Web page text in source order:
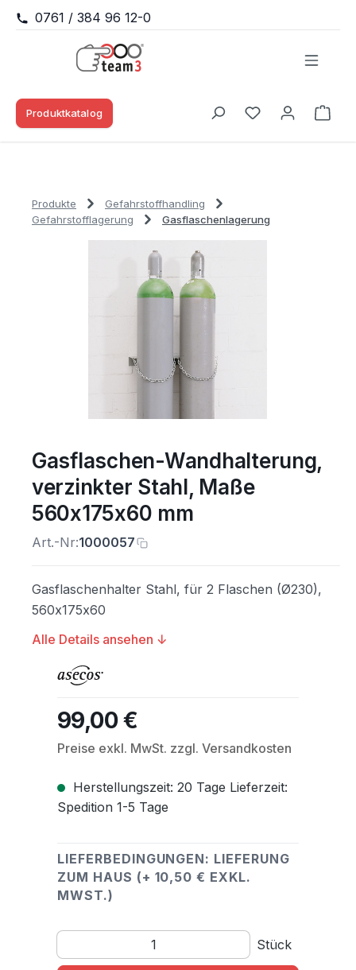
Zum Hauptinhalt springen
0761 / 384 96 12-0
Produktkatalog
Du hast 0
Produkte
Gefahrstoffhandling
Gefahrstofflagerung
Gasflaschenlagerung
Bildergalerie überspringen
Gasflaschen-Wandhalterung,
verzinkter Stahl, Maße
560x175x60 mm
Art.-Nr:1000057
Gasflaschenhalter Stahl, für 2 Flaschen (Ø230),
560x175x60
Alle Details ansehen ↓
Regulärer Preis:
99,00 €
Preise exkl. MwSt. zzgl. Versandkosten
Herstellungszeit: 20 Tage Lieferzeit:
Spedition 1-5 Tage
LIEFERBEDINGUNGEN: LIEFERUNG
ZUM HAUS (+ 10,50 € EXKL.
MWST.)
Produkt Anzahl: Gib den gewünschten Wert ein
Stück